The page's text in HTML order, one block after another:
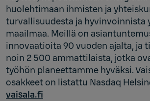
huolehtimaan ihmisten ja
turvallisuudesta ja hyvinvoinnista
maailmaa. Meillä on
innovaatioita 90 vuoden ajalta, ja
noin 2 500 ammattilaista, jotka
työhön planeettamme hyväksi.
osakkeet on listattu Nasdaq
vaisala.fi